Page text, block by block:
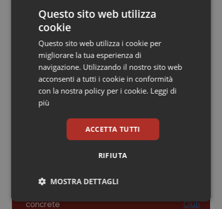
Piemonte
Provincia Autonoma di Bolzano
Provincia Autonoma di Trento
Puglia
Sardegna
Toscana
Umbria
Infezioni & Febbre
Ipertensione & Scompenso
Malattie rare
Malattia di Crohn & Rettocolite Ulcerosa
Neuroscienze & patologie neurodegenerative
Obesità
Oftalmologia
Leadership Infermieristica 2026: nuovi
modelli di responsabilità e autonomia
Leadership Medica 2026: guidare team
clinici ad alte prestazioni
AI e telemedicina nello studio
odontoiatrico: applicazioni concrete e
Questo sito web utilizza
cookie
Questo sito web utilizza i cookie per
migliorare la tua esperienza di
navigazione. Utilizzando il nostro sito web
acconsenti a tutti i cookie in conformità
con la nostra policy per i cookie. Leggi di
più
ACCETTA TUTTI
RIFIUTA
MOSTRA DETTAGLI
Necessari Statistici Marketing